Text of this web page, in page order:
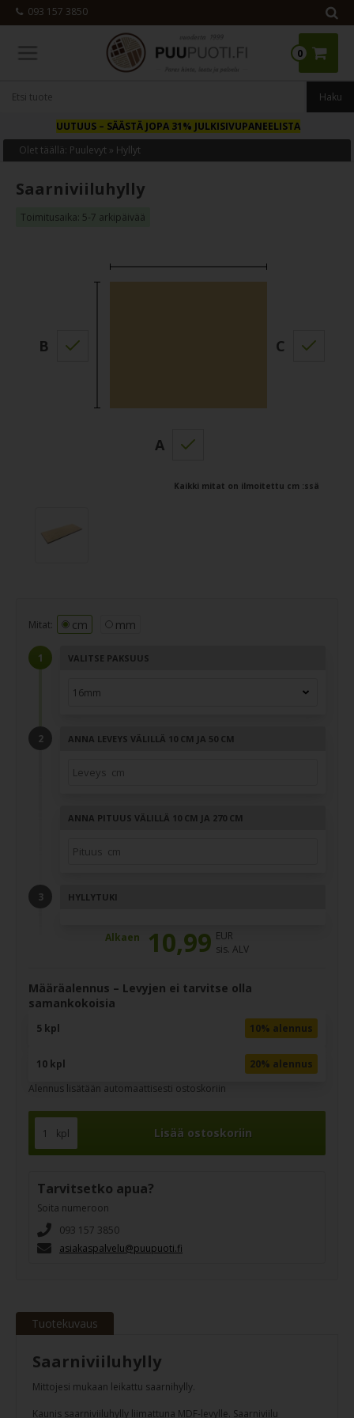
093 157 3850
0
UUTUUS– SÄÄSTÄ JOPA 31% JULKISIVUPANEELISTA
Olet täällä: Puulevyt » Hyllyt
Saarniviiluhylly
Toimitusaika: 5-7 arkipäivää
B C
A
Kaikki mitat on ilmoitettu cm :ssä
Mitat: cm mm
VALITSE PAKSUUS
ANNA LEVEYS VÄLILLÄ 10 CM JA 50 CM
ANNA PITUUS VÄLILLÄ 10 CM JA 270 CM
HYLLYTUKI
Alkaen 10,99 EUR
sis. ALV
Määräalennus – Levyjen ei tarvitse olla
samankokoisia
5 kpl 10% alennus
10 kpl
20% alennus
Alennus lisätään automaattisesti ostoskoriin
kpl
Tarvitsetko apua?
Soita numeroon
093 157 3850
asiakaspalvelu@puupuoti.fi
Tuotekuvaus
Saarniviiluhylly
Mittojesi mukaan leikattu saarnihylly.
Kaunis saarniviiluhylly liimattuna MDF-levylle. Saarniviilu